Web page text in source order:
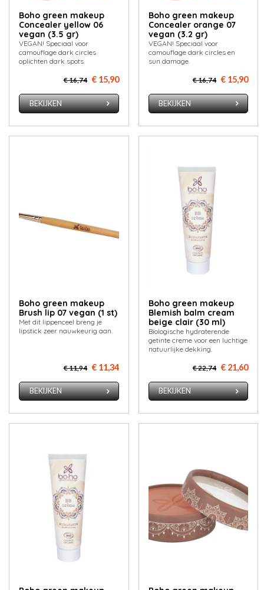
Boho green makeup
Concealer yellow 06
vegan (3.5 gr)
VEGAN! Speciaal voor
camouflage dark circles
oplichten dark spots.
€ 16,74 € 15,90
BEKIJKEN
Boho green makeup
Concealer orange 07
vegan (3.2 gr)
VEGAN! Speciaal voor
camouflage dark circles en
sun damage.
€ 16,74 € 15,90
BEKIJKEN
Boho green makeup
Brush lip 07 vegan (1 st)
Met dit lippenceel breng je
lipstick zeer nauwkeurig aan.
€ 11,94 € 11,34
BEKIJKEN
Boho green makeup
Blemish balm cream
beige clair (30 ml)
Biologische hydraterende
getinte creme voor een luchtige
natuurlijke dekking.
€ 22,74 € 21,60
BEKIJKEN